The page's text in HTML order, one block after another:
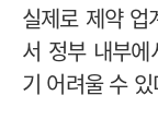
실제로 제약 업
서 정부 내부
기 어려울 수